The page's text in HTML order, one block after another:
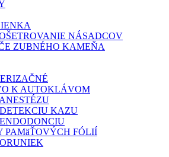
NÁSADCOV
ZUBNÉHO KAMEŇA
K AUTOKLÁVOM
KAZU
PAMäŤOVÝCH FÓLIÍ